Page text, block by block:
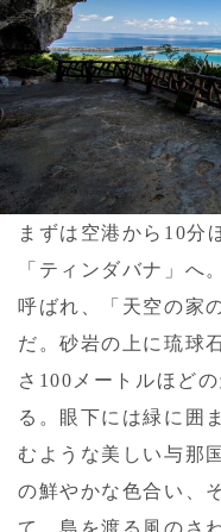
まずは空港から10分
「ティンダバナ」へ
呼ばれ、「天空の家
だ。砂岩の上に琉球
さ100メートルほど
る。眼下には緑に囲
むような美しい与那
の鮮やかな色合い、